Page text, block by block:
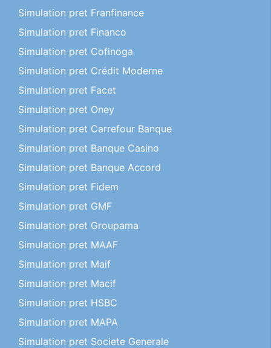
Simulation pret Franfinance
Simulation pret Financo
Simulation pret Cofinoga
Simulation pret Crédit Moderne
Simulation pret Facet
Simulation pret Oney
Simulation pret Carrefour Banque
Simulation pret Banque Casino
Simulation pret Banque Accord
Simulation pret Fidem
Simulation pret GMF
Simulation pret Groupama
Simulation pret MAAF
Simulation pret Maif
Simulation pret Macif
Simulation pret HSBC
Simulation pret MAPA
Simulation pret Societe Generale